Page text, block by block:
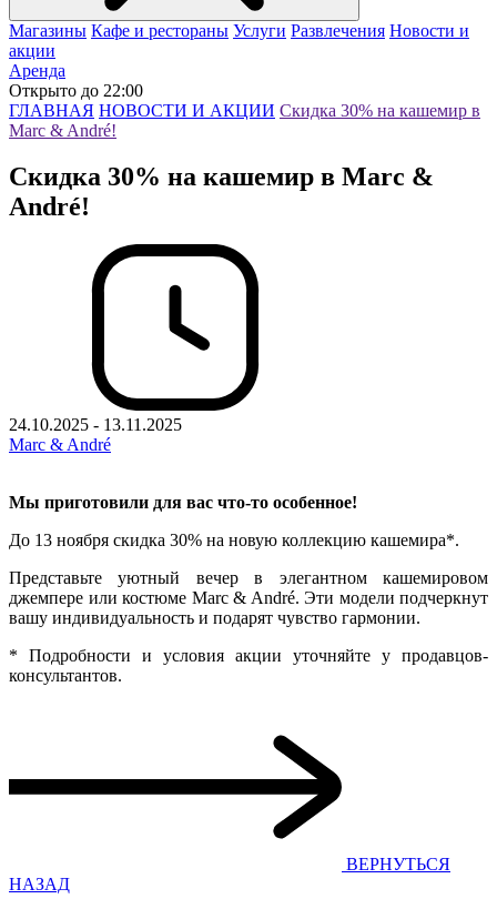
Магазины Кафе и рестораны Услуги Развлечения Новости и
акции
Аренда
Открыто до 22:00
ГЛАВНАЯ НОВОСТИ И АКЦИИ Скидка 30% на кашемир в
Marc & André!
Скидка 30% на кашемир в Marc &
André!
24.10.2025 - 13.11.2025
Marc & André
Мы приготовили для вас что-то особенное!
До 13 ноября скидка 30% на новую коллекцию кашемира*.
Представьте уютный вечер в элегантном кашемировом
джемпере или костюме Marc & André. Эти модели подчеркнут
вашу индивидуальность и подарят чувство гармонии.
* Подробности и условия акции уточняйте у продавцов-
консультантов.
ВЕРНУТЬСЯ
НАЗАД